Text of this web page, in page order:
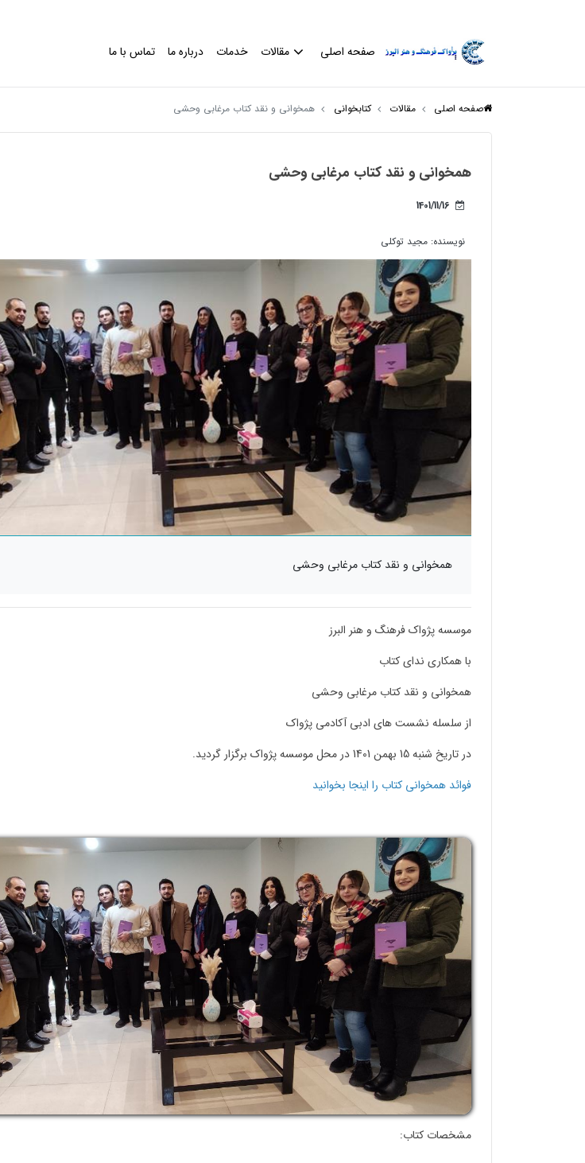
صفحه اصلی مقالات خدمات درباره ما تماس با ما
صفحه اصلی مقالات کتابخوانی همخوانی و نقد کتاب مرغابی وحشی
همخوانی و نقد کتاب مرغابی وحشی
1401/11/16
نویسنده: مجید توکلی
همخوانی و نقد کتاب مرغابی وحشی
موسسه پژواک فرهنگ و هنر البرز
با همکاری ندای کتاب
همخوانی و نقد کتاب مرغابی وحشی
از سلسله نشست های ادبی آکادمی پژواک
در تاریخ شنبه 15 بهمن 1401 در محل موسسه پژواک برگزار گردید.
فوائد همخوانی کتاب را اینجا بخوانید
مشخصات کتاب: